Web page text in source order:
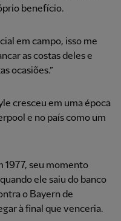
benefício.
em campo, isso me
as costas deles e
ocasiões.”
cresceu em uma época
e no país como um
1977, seu momento
ele saiu do banco
o Bayern de
à final que venceria.